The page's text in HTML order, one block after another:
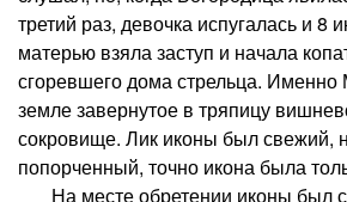
третий раз, девочка испугалась и 8
матерью взяла заступ и начала
сгоревшего дома стрельца.
земле завернутое в тряпицу
сокровище. Лик иконы был свежий,
попорченный, точно икона была
На месте обретении иконы был